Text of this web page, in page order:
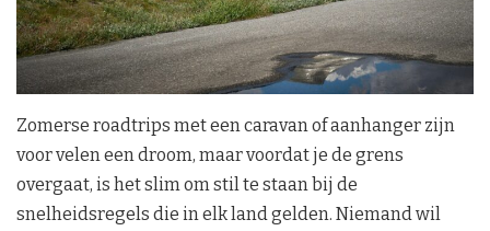
Zomerse roadtrips met een caravan of aanhanger zijn
voor velen een droom, maar voordat je de grens
overgaat, is het slim om stil te staan bij de
snelheidsregels die in elk land gelden. Niemand wil